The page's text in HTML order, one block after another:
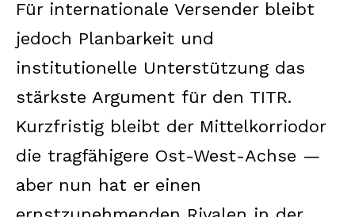
Für internationale Versender bleibt
jedoch Planbarkeit und
institutionelle Unterstützung das
stärkste Argument für den TITR.
Kurzfristig bleibt der Mittelkorriodor
die tragfähigere Ost-West-Achse —
aber nun hat er einen